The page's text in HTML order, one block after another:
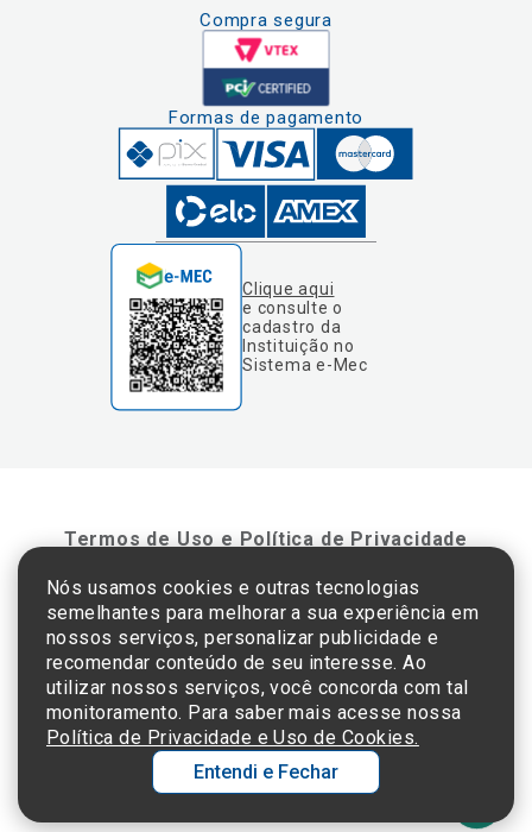
Compra segura
Formas de pagamento
Clique aqui
e consulte o
cadastro da
Instituição no
Sistema e-Mec
Termos de Uso e Política de Privacidade
©2025 Einstein Hospital Israelita -TODOS OS DIREITOS RESERVADOS
CNPJ: 60.765.823/0001-30 - Endereço: Av. Albert Einstein, 627 - Morumbi - São
Paulo - SP - 05652-000
Nós usamos cookies e outras tecnologias
semelhantes para melhorar a sua experiência em
nossos serviços, personalizar publicidade e
recomendar conteúdo de seu interesse. Ao
utilizar nossos serviços, você concorda com tal
monitoramento. Para saber mais acesse nossa
Política de Privacidade e Uso de Cookies.
Entendi e Fechar